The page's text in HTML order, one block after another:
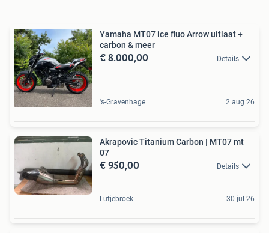
Yamaha MT07 ice fluo Arrow uitlaat +
carbon & meer
€ 8.000,00 Details
's-Gravenhage 2 aug 26
Akrapovic Titanium Carbon | MT07 mt
07
€ 950,00 Details
Lutjebroek 30 jul 26